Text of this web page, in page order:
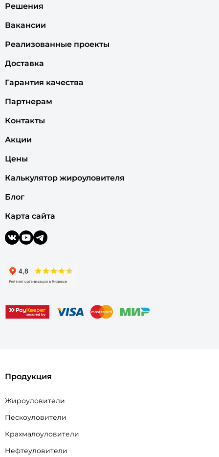
Решения
Вакансии
Реализованные проекты
Доставка
Гарантия качества
Партнерам
Контакты
Акции
Цены
Калькулятор жироуловителя
Блог
Карта сайта
Продукция
Жироуловители
Пескоуловители
Крахмалоуловители
Нефтеуловители